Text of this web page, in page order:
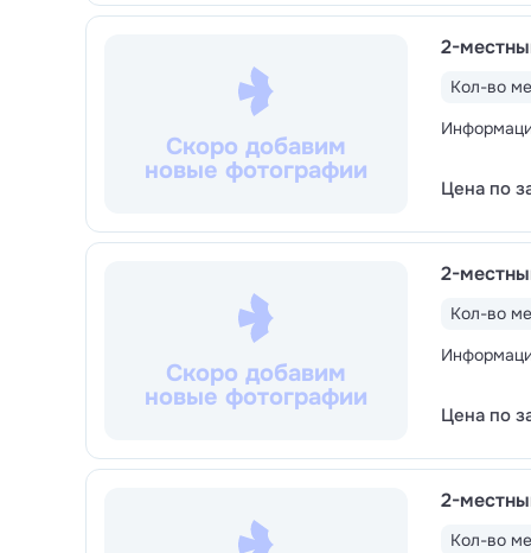
площадки. Естьигровые комнаты с
детская
стульчики для кормления.
Скоро добавим
новые фотографии
2-
Кол-во
Цена по
Скоро добавим
новые фотографии
2-
Кол-во
Цена по
2-
Кол-во